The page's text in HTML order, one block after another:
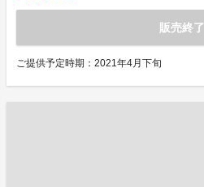
販売終了
ご提供予定時期：2021年4月下旬